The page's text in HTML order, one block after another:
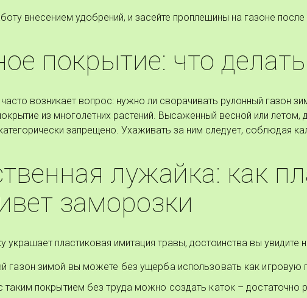
внесением удобрений, и засейте проплешины на газоне
покрытие: что
возникает вопрос: нужно ли сворачивать рулонный газон
из многолетних растений. Высаженный весной или
запрещено. Ухаживать за ним следует, соблюдая
лужайка: как
заморозки
украшает пластиковая имитация травы, достоинства вы
газон зимой вы можете без ущерба использовать как
таким покрытием без труда можно создать каток – достаточно